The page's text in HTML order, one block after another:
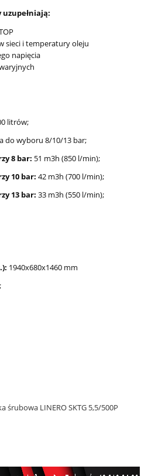
sieci i temperatury oleju
napięcia
litrów;
do wyboru 8/10/13 bar;
8 bar: 51 m3h (850 l/min);
10 bar: 42 m3h (700 l/min);
13 bar: 33 m3h (550 l/min);
1940x680x1460 mm
śrubowa LINERO SKTG 5,5/500P